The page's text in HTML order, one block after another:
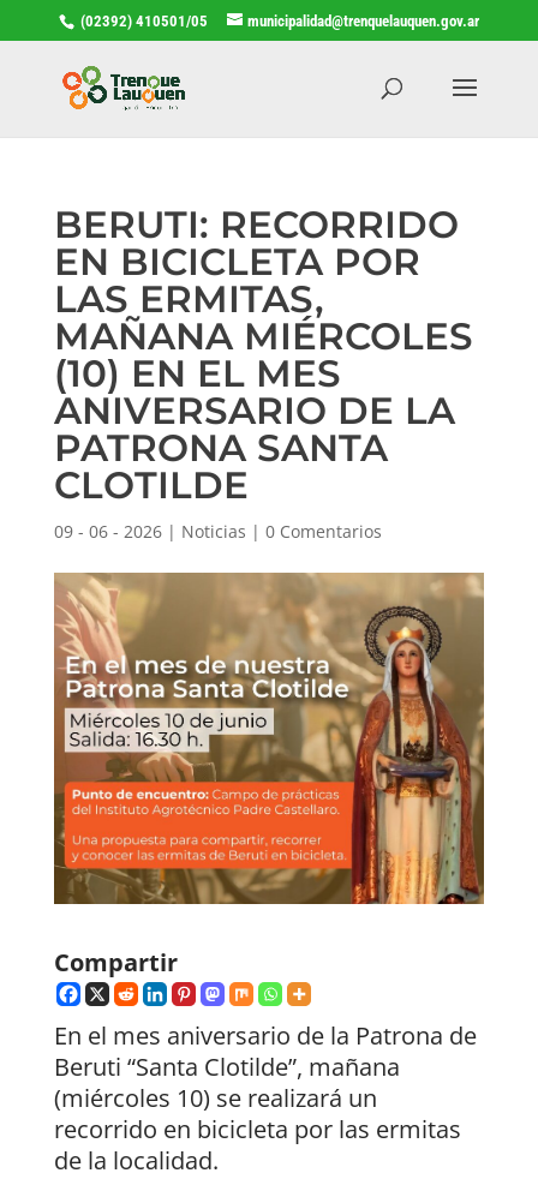
(02392) 410501/05 municipalidad@trenquelauquen.gov.ar
BERUTI: RECORRIDO
EN BICICLETA POR
LAS ERMITAS,
MAÑANA MIÉRCOLES
(10) EN EL MES
ANIVERSARIO DE LA
PATRONA SANTA
CLOTILDE
09 - 06 - 2026| Noticias | 0 Comentarios
Compartir
En el mes aniversario de la Patrona de
Beruti “Santa Clotilde”, mañana
(miércoles 10) se realizará un
recorrido en bicicleta por las ermitas
de la localidad.